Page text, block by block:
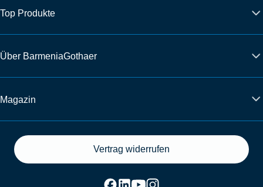
Top Produkte
Über BarmeniaGothaer
Magazin
Vertrag widerrufen